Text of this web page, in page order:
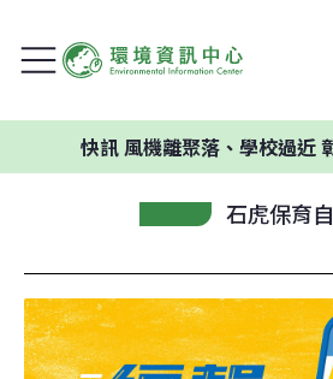
風機離聚落、學校過近 彰化福漢
石虎保育